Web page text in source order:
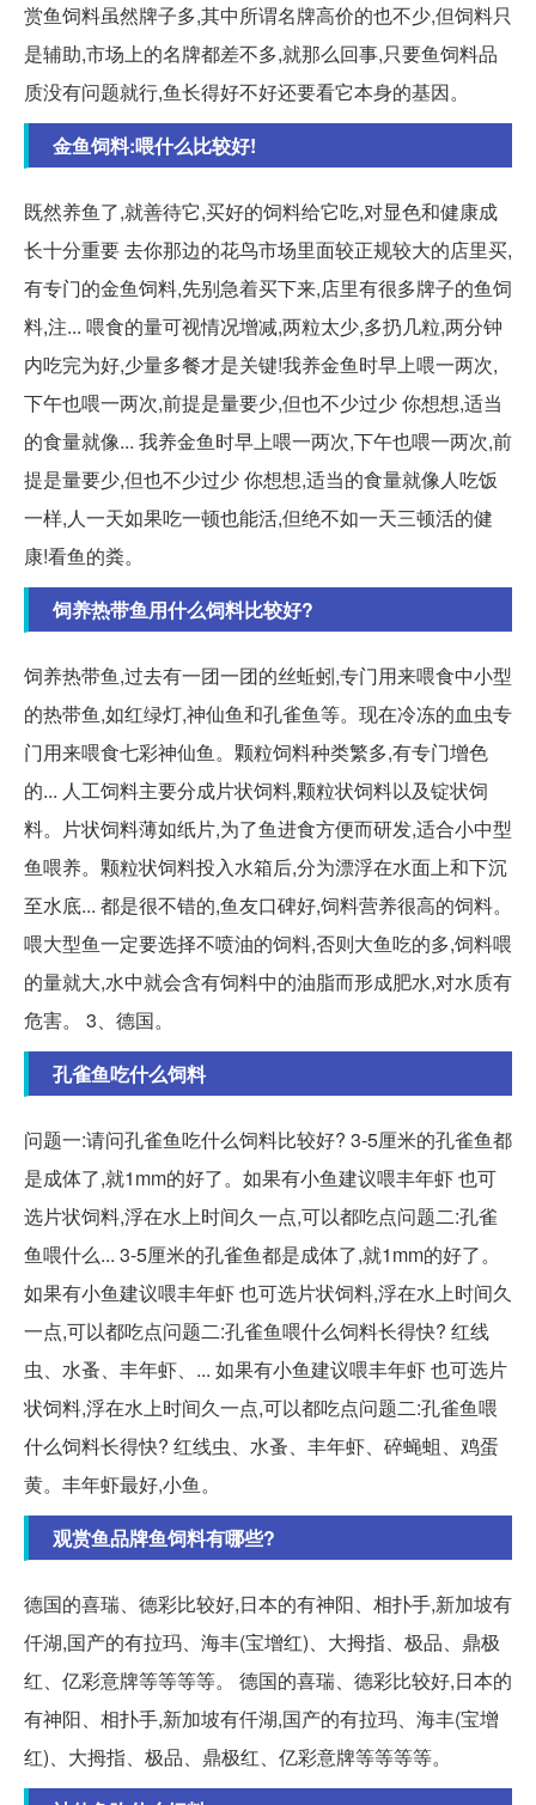
赏鱼饲料虽然牌子多,其中所谓名牌高价的也不少,但饲料只
是辅助,市场上的名牌都差不多,就那么回事,只要鱼饲料品
质没有问题就行,鱼长得好不好还要看它本身的基因。
金鱼饲料:喂什么比较好!
既然养鱼了,就善待它,买好的饲料给它吃,对显色和健康成
长十分重要 去你那边的花鸟市场里面较正规较大的店里买,
有专门的金鱼饲料,先别急着买下来,店里有很多牌子的鱼饲
料,注... 喂食的量可视情况增减,两粒太少,多扔几粒,两分钟
内吃完为好,少量多餐才是关键!我养金鱼时早上喂一两次,
下午也喂一两次,前提是量要少,但也不少过少 你想想,适当
的食量就像... 我养金鱼时早上喂一两次,下午也喂一两次,前
提是量要少,但也不少过少 你想想,适当的食量就像人吃饭
一样,人一天如果吃一顿也能活,但绝不如一天三顿活的健
康!看鱼的粪。
饲养热带鱼用什么饲料比较好?
饲养热带鱼,过去有一团一团的丝蚯蚓,专门用来喂食中小型
的热带鱼,如红绿灯,神仙鱼和孔雀鱼等。现在冷冻的血虫专
门用来喂食七彩神仙鱼。颗粒饲料种类繁多,有专门增色
的... 人工饲料主要分成片状饲料,颗粒状饲料以及锭状饲
料。片状饲料薄如纸片,为了鱼进食方便而研发,适合小中型
鱼喂养。颗粒状饲料投入水箱后,分为漂浮在水面上和下沉
至水底... 都是很不错的,鱼友口碑好,饲料营养很高的饲料。
喂大型鱼一定要选择不喷油的饲料,否则大鱼吃的多,饲料喂
的量就大,水中就会含有饲料中的油脂而形成肥水,对水质有
危害。 3、德国。
孔雀鱼吃什么饲料
问题一:请问孔雀鱼吃什么饲料比较好? 3-5厘米的孔雀鱼都
是成体了,就1mm的好了。如果有小鱼建议喂丰年虾 也可
选片状饲料,浮在水上时间久一点,可以都吃点问题二:孔雀
鱼喂什么... 3-5厘米的孔雀鱼都是成体了,就1mm的好了。
如果有小鱼建议喂丰年虾 也可选片状饲料,浮在水上时间久
一点,可以都吃点问题二:孔雀鱼喂什么饲料长得快? 红线
虫、水蚤、丰年虾、... 如果有小鱼建议喂丰年虾 也可选片
状饲料,浮在水上时间久一点,可以都吃点问题二:孔雀鱼喂
什么饲料长得快? 红线虫、水蚤、丰年虾、碎蝇蛆、鸡蛋
黄。丰年虾最好,小鱼。
观赏鱼品牌鱼饲料有哪些?
德国的喜瑞、德彩比较好,日本的有神阳、相扑手,新加坡有
仟湖,国产的有拉玛、海丰(宝增红)、大拇指、极品、鼎极
红、亿彩意牌等等等等。 德国的喜瑞、德彩比较好,日本的
有神阳、相扑手,新加坡有仟湖,国产的有拉玛、海丰(宝增
红)、大拇指、极品、鼎极红、亿彩意牌等等等等。